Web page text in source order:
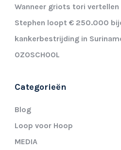
Wanneer griots tori vertellen
Stephen loopt € 250.000
kankerbestrijding in
OZOSCHOOL
Categorieën
Blog
Loop voor Hoop
MEDIA